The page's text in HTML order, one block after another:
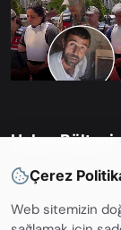
Haber Bülteni
En son haberleri
Çerez
Web sitemizin